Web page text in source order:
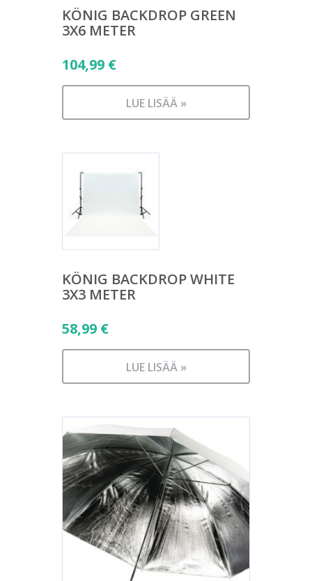
KÖNIG BACKDROP GREEN
3X6 METER
104,99 €
LUE LISÄÄ »
KÖNIG BACKDROP WHITE
3X3 METER
58,99 €
LUE LISÄÄ »